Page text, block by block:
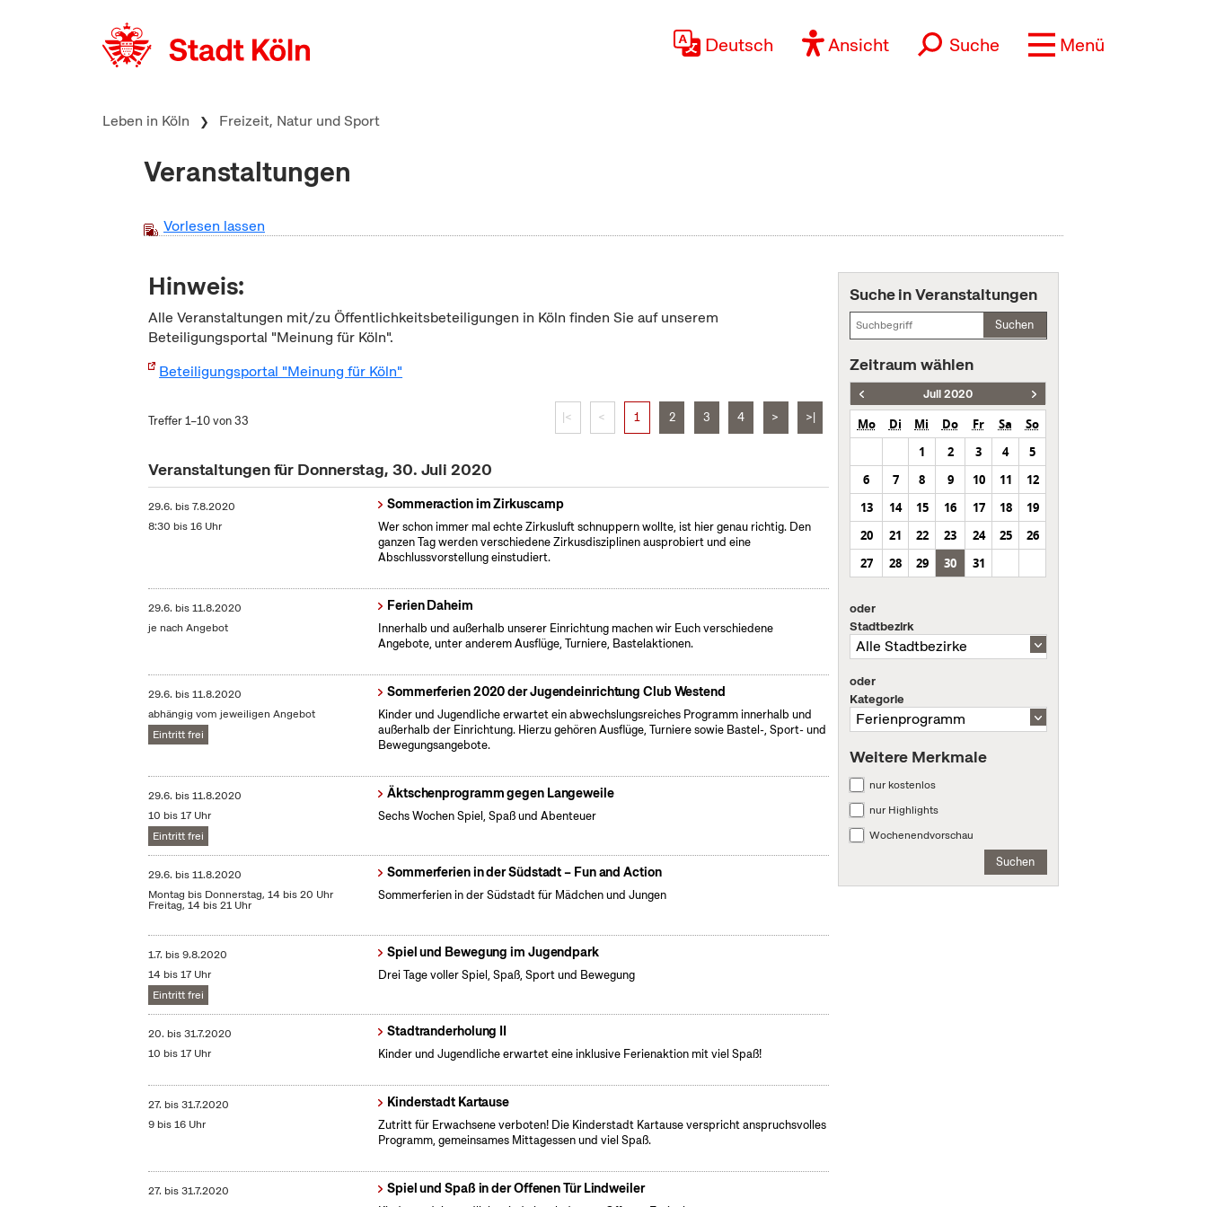
Deutsch Ansicht Suche Menü
Leben in Köln Freizeit, Natur und Sport
Veranstaltungen
Vorlesen lassen
Hinweis:
Alle Veranstaltungen mit/zu Öffentlichkeitsbeteiligungen in Köln finden Sie auf unserem
Beteiligungsportal "Meinung für Köln".
Beteiligungsportal "Meinung für Köln"
Treffer 1–10 von 33 |< < 1 2 3 4 > >|
Veranstaltungen für Donnerstag, 30. Juli 2020
29.6. bis7.8.2020
8:30 bis 16 Uhr
Sommeraction im Zirkuscamp
Wer schon immer mal echte Zirkusluft schnuppern wollte, ist hier genau richtig. Den
ganzen Tag werden verschiedene Zirkusdisziplinen ausprobiert und eine
Abschlussvorstellung einstudiert.
29.6. bis11.8.2020
je nach Angebot
Ferien Daheim
Innerhalb und außerhalb unserer Einrichtung machen wir Euch verschiedene
Angebote, unter anderem Ausflüge, Turniere, Bastelaktionen.
29.6. bis11.8.2020
abhängig vom jeweiligen Angebot
Eintritt frei
Sommerferien 2020 der Jugendeinrichtung Club Westend
Kinder und Jugendliche erwartet ein abwechslungsreiches Programm innerhalb und
außerhalb der Einrichtung. Hierzu gehören Ausflüge, Turniere sowie Bastel-, Sport- und
Bewegungsangebote.
29.6. bis11.8.2020
10 bis 17 Uhr
Eintritt frei
Äktschenprogramm gegen Langeweile
Sechs Wochen Spiel, Spaß und Abenteuer
29.6. bis11.8.2020
Montag bis Donnerstag, 14 bis 20 Uhr
Freitag, 14 bis 21 Uhr
Sommerferien in der Südstadt – Fun and Action
Sommerferien in der Südstadt für Mädchen und Jungen
1.7. bis9.8.2020
14 bis 17 Uhr
Eintritt frei
Spiel und Bewegung im Jugendpark
Drei Tage voller Spiel, Spaß, Sport und Bewegung
20. bis31.7.2020
10 bis 17 Uhr
Stadtranderholung II
Kinder und Jugendliche erwartet eine inklusive Ferienaktion mit viel Spaß!
27. bis31.7.2020
9 bis 16 Uhr
Kinderstadt Kartause
Zutritt für Erwachsene verboten! Die Kinderstadt Kartause verspricht anspruchsvolles
Programm, gemeinsames Mittagessen und viel Spaß.
27. bis31.7.2020
Spiel und Spaß in der Offenen Tür Lindweiler
Suche in Veranstaltungen
Suchen
Zeitraum wählen
Juli 2020
Mo Di Mi Do Fr Sa
So
1
2 3 4
5
6
7 8 9 10 11
12
13
14 15 16 17 18
19
20
21 22 23 24 25
26
27
28 29 30 31
oder
Stadtbezirk
oder
Kategorie
Weitere Merkmale
nur kostenlos
nur Highlights
Wochenendvorschau
Suchen